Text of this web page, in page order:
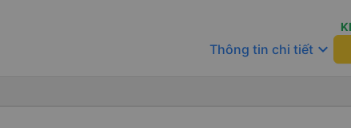
dụng dịch vụ của công ty
Thông tin chi tiết keyboard_arrow_down